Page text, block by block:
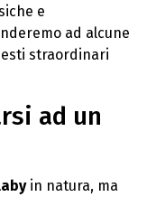
e
ad alcune
straordinari
ad un
in natura, ma